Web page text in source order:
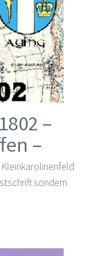
–
–
sondern